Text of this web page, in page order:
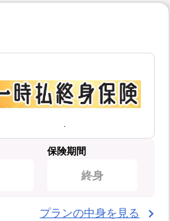
保険期間
終身
プランの中身を見る